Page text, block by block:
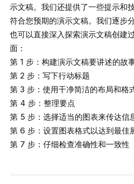
示文稿。我们还提供了一些提示和
符合您预期的演示文稿。我们逐步
也可以直接深入探索演示文稿创建
面：
第 1 步：构建演示文稿要讲述的故
第 2 步：写下行动标题
第 3 步：使用干净简洁的布局和格
第 4 步：整理要点
第 5 步：选择适当的图表来传达信
第 6 步：设置图表格式以达到最佳
第 7 步：仔细检查准确性和一致性